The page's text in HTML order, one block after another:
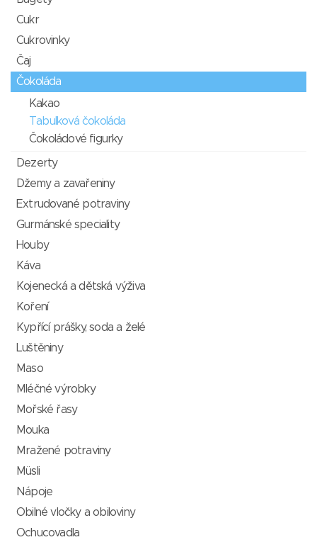
Cukr
Cukrovinky
Čaj
Čokoláda
Kakao
Tabulková čokoláda
Čokoládové figurky
Dezerty
Džemy a zavařeniny
Extrudované potraviny
Gurmánské speciality
Houby
Káva
Kojenecká a dětská výživa
Koření
Kypřící prášky, soda a želé
Luštěniny
Maso
Mléčné výrobky
Mořské řasy
Mouka
Mražené potraviny
Müsli
Nápoje
Obilné vločky a obiloviny
Ochucovadla